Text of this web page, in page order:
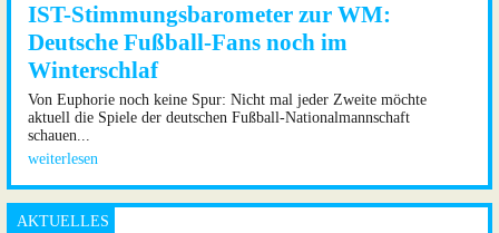
IST-Stimmungsbarometer zur WM:
Deutsche Fußball-Fans noch im
Winterschlaf
Von Euphorie noch keine Spur: Nicht mal jeder Zweite möchte
aktuell die Spiele der deutschen Fußball-Nationalmannschaft
schauen...
weiterlesen